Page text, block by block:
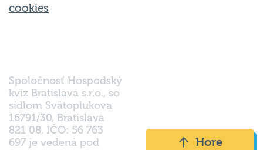
cookies
Spoločnosť Hospodský
kvíz Bratislava s.r.o., so
sídlom Svätoplukova
16791/30, Bratislava
821 08, IČO: 56 763
697 je vedená pod
Hore